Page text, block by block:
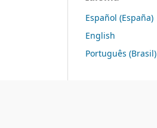
Español (España)
English
Português (Brasil)